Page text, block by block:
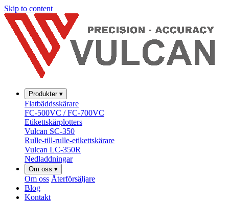
Skip to content
Produkter ▾
Flatbäddsskärare
FC-500VC / FC-700VC
Etikettskärplotters
Vulcan SC-350
Rulle-till-rulle-etikettskärare
Vulcan LC-350R
Nedladdningar
Om oss ▾
Om oss Återförsäljare
Blog
Kontakt